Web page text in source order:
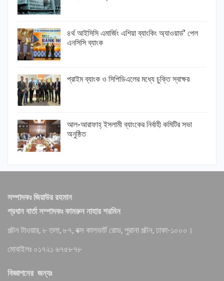
৪র্থ আইসিসি এমার্জিং এশিয়া ব্যাংকিং অ্যাওয়ার্ড’ পেল
এনসিসি ব্যাংক
প্রাইম ব্যাংক ও সিপিডিএলের মধ্যে চুক্তি স্বাক্ষর
আল-আরাফাহ্ ইসলামী ব্যাংকের নির্বাহী কমিটির সভা
অনুষ্ঠিত
সম্পাদকঃ জিয়াউর রহমান
প্রধান বার্তা সম্পাদকঃ কামরুন নাহার শরমিন
পল্টন টাওয়ার, ৮ তলা, ৮৭, বক্স কালভার্ট রোড, পুরানা পল্টন, ঢাকা-১০০০।
মোবাইলঃ ০১৭২১ ৬৭৫৮৭৮
বিজ্ঞাপনের জন্যঃ